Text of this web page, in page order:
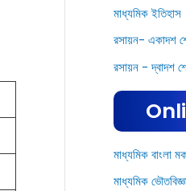
মাধ্যমিক ইতিহাস
রসায়ন- একাদশ
রসায়ন - দ্বাদশ
মাধ্যমিক বাংলা
মাধ্যমিক